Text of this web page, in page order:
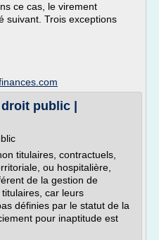
ce cas, le virement
suivant. Trois exceptions
public |
titulaires, contractuels,
ou hospitalière,
de la gestion de
car leurs
définies par le statut de la
pour inaptitude est